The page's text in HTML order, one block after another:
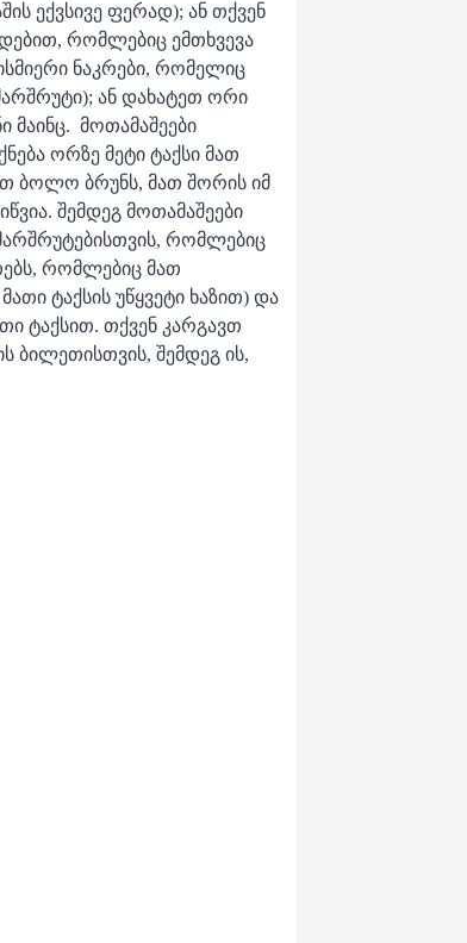
ექვსივე ფერად); ან თქვენ
რომლებიც ემთხვევა
ნაკრები, რომელიც
ან დახატეთ ორი
მაინც. მოთამაშეები
ორზე მეტი ტაქსი მათ
ბოლო ბრუნს, მათ შორის იმ
შემდეგ მოთამაშეები
რომლებიც
რომლებიც მათ
ტაქსის უწყვეტი ხაზით) და
ტაქსით. თქვენ კარგავთ
ბილეთისთვის, შემდეგ ის,